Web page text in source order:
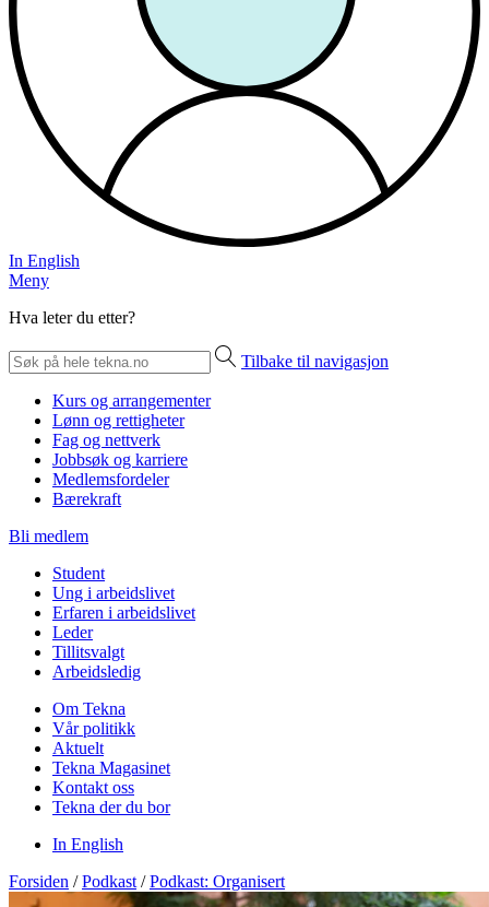
In English
Meny
Hva leter du etter?
Tilbake til navigasjon
Kurs og arrangementer
Lønn og rettigheter
Fag og nettverk
Jobbsøk og karriere
Medlemsfordeler
Bærekraft
Bli medlem
Student
Ung i arbeidslivet
Erfaren i arbeidslivet
Leder
Tillitsvalgt
Arbeidsledig
Om Tekna
Vår politikk
Aktuelt
Tekna Magasinet
Kontakt oss
Tekna der du bor
In English
Forsiden / Podkast / Podkast: Organisert